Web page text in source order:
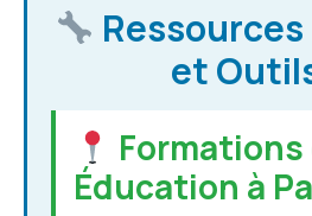
et
Éducation à